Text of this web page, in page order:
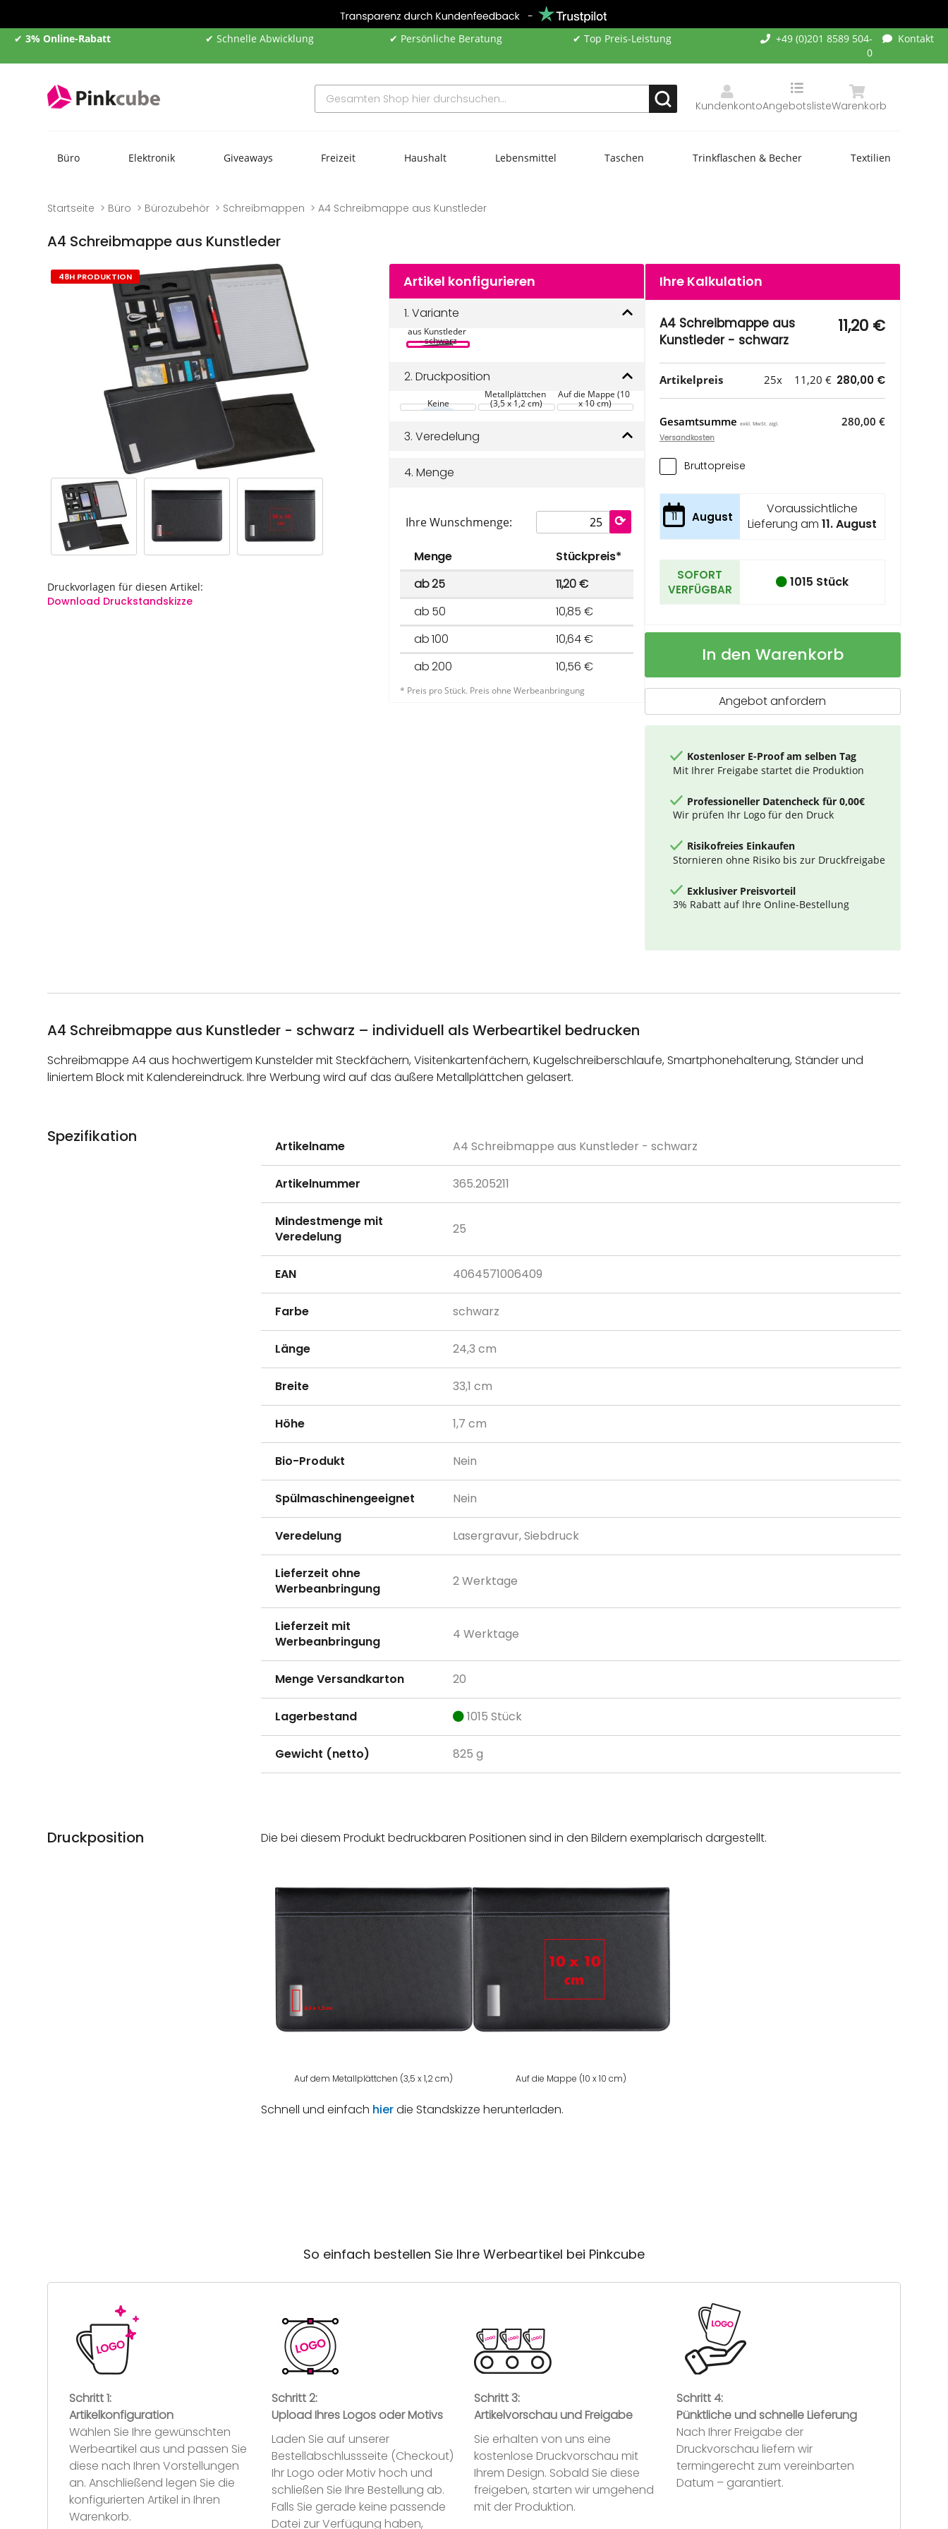
✔ 3% Online-Rabatt ✔ Schnelle Abwicklung ✔ Persönliche Beratung ✔ Top Preis-Leistung
+49 (0)201 8589 504-
0
Kontakt
Kundenkonto Warenkorb
Angebotsliste
Büro Elektronik Giveaways Freizeit Haushalt Lebensmittel Taschen Trinkflaschen & Becher Textilien
Startseite Büro Bürozubehör Schreibmappen A4 Schreibmappe aus Kunstleder
A4 Schreibmappe aus Kunstleder
Zum
Ende
Druckvorlagen für diesen Artikel:
Download Druckstandskizze
Zum
Anfang
48H PRODUKTION Artikel konfigurieren
1.Variante
A4
aus Kunstleder
- schwarz
2.Druckposition
Keine
Metallplättchen
(3,5 x 1,2 cm)
Auf die Mappe (10
x 10 cm)
3.Veredelung
4.Menge
Ihre Wunschmenge:
Menge
Stückpreis*
ab 25
11,20 €
ab 50
10,85 €
ab 100
10,64 €
ab 200
10,56 €
* Preis pro Stück. Preis ohne Werbeanbringung
Ihre Kalkulation
A4 Schreibmappe aus
Kunstleder - schwarz
11,20 €
Artikelpreis 25x 11,20 € 280,00 €
Gesamtsumme exkl. MwSt. zzgl.
Versandkosten
280,00 €
Bruttopreise
11 August
Voraussichtliche
Lieferung am 11. August
SOFORT
VERFÜGBAR
1015 Stück
A4
Schreibmappe
Kunstleder
Auf
In den Warenkorb
Angebot anfordern
Kostenloser E-Proof am selben Tag
Mit Ihrer Freigabe startet die Produktion
Professioneller Datencheck für 0,00€
Wir prüfen Ihr Logo für den Druck
Risikofreies Einkaufen
Stornieren ohne Risiko bis zur Druckfreigabe
Exklusiver Preisvorteil
3% Rabatt auf Ihre Online-Bestellung
A4 Schreibmappe aus Kunstleder - schwarz – individuell als Werbeartikel bedrucken
Schreibmappe A4 aus hochwertigem Kunstelder mit Steckfächern, Visitenkartenfächern, Kugelschreiberschlaufe, Smartphonehalterung, Ständer und
liniertem Block mit Kalendereindruck. Ihre Werbung wird auf das äußere Metallplättchen gelasert.
Spezifikation
Informationen
Artikelname A4 Schreibmappe aus Kunstleder - schwarz
Artikelnummer 365.205211
Mindestmenge mit
Veredelung
25
EAN 4064571006409
Farbe schwarz
Länge 24,3 cm
Breite 33,1 cm
Höhe 1,7 cm
Bio-Produkt Nein
Spülmaschinengeeignet Nein
Veredelung Lasergravur, Siebdruck
Lieferzeit ohne
Werbeanbringung
2 Werktage
Lieferzeit mit
Werbeanbringung
4 Werktage
Menge Versandkarton 20
Lagerbestand 1015 Stück
Gewicht (netto) 825 g
Druckposition Die bei diesem Produkt bedruckbaren Positionen sind in den Bildern exemplarisch dargestellt.
Auf dem Metallplättchen (3,5 x 1,2 cm) Auf die Mappe (10 x 10 cm)
Schnell und einfach hierdie Standskizze herunterladen.
So einfach bestellen Sie Ihre Werbeartikel bei Pinkcube
Schritt 1:
Artikelkonfiguration
Wählen Sie Ihre gewünschten
Werbeartikel aus und passen Sie
diese nach Ihren Vorstellungen
an. Anschließend legen Sie die
konfigurierten Artikel in Ihren
Warenkorb.
Schritt 2:
Upload Ihres Logos oder Motivs
Laden Sie auf unserer
Bestellabschlussseite (Checkout)
Ihr Logo oder Motiv hoch und
schließen Sie Ihre Bestellung ab.
Falls Sie gerade keine passende
Datei zur Verfügung haben,
Schritt 3:
Artikelvorschau und Freigabe
Sie erhalten von uns eine
kostenlose Druckvorschau mit
Ihrem Design. Sobald Sie diese
freigeben, starten wir umgehend
mit der Produktion.
Schritt 4:
Pünktliche und schnelle Lieferung
Nach Ihrer Freigabe der
Druckvorschau liefern wir
termingerecht zum vereinbarten
Datum – garantiert.